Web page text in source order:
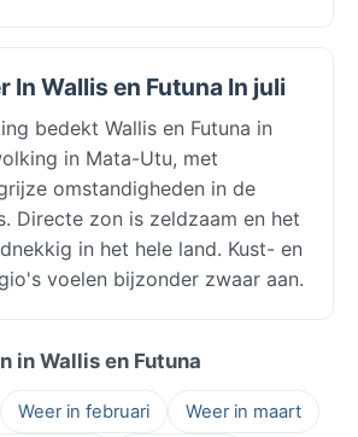
In Wallis en Futuna In juli
bedekt Wallis en Futuna in
in Mata-Utu, met
omstandigheden in de
Directe zon is zeldzaam en het
in het hele land. Kust- en
voelen bijzonder zwaar aan.
in Wallis en Futuna
Weer in februari Weer in maart